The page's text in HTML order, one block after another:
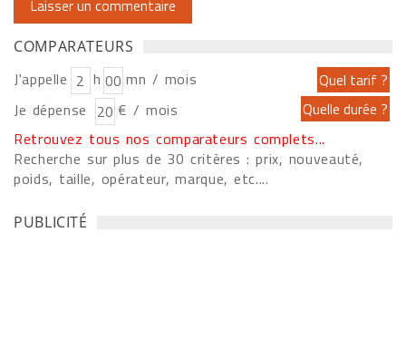
COMPARATEURS
J'appelle h
mn / mois
Je dépense
€ / mois
Retrouvez tous nos comparateurs complets...
Recherche sur plus de 30 critères : prix, nouveauté,
poids, taille, opérateur, marque, etc....
PUBLICITÉ